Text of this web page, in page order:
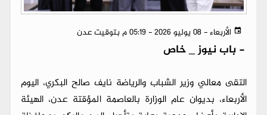
الأربعاء - 08 يوليو 2026 - 05:19 م بتوقيت عدن
- باب نيوز _ خاص
​التقى معالي وزير الشباب والرياضة نايف صالح البكري، اليوم
الأربعاء، بديوان عام الوزارة بالعاصمة المؤقتة عدن، الهيئة